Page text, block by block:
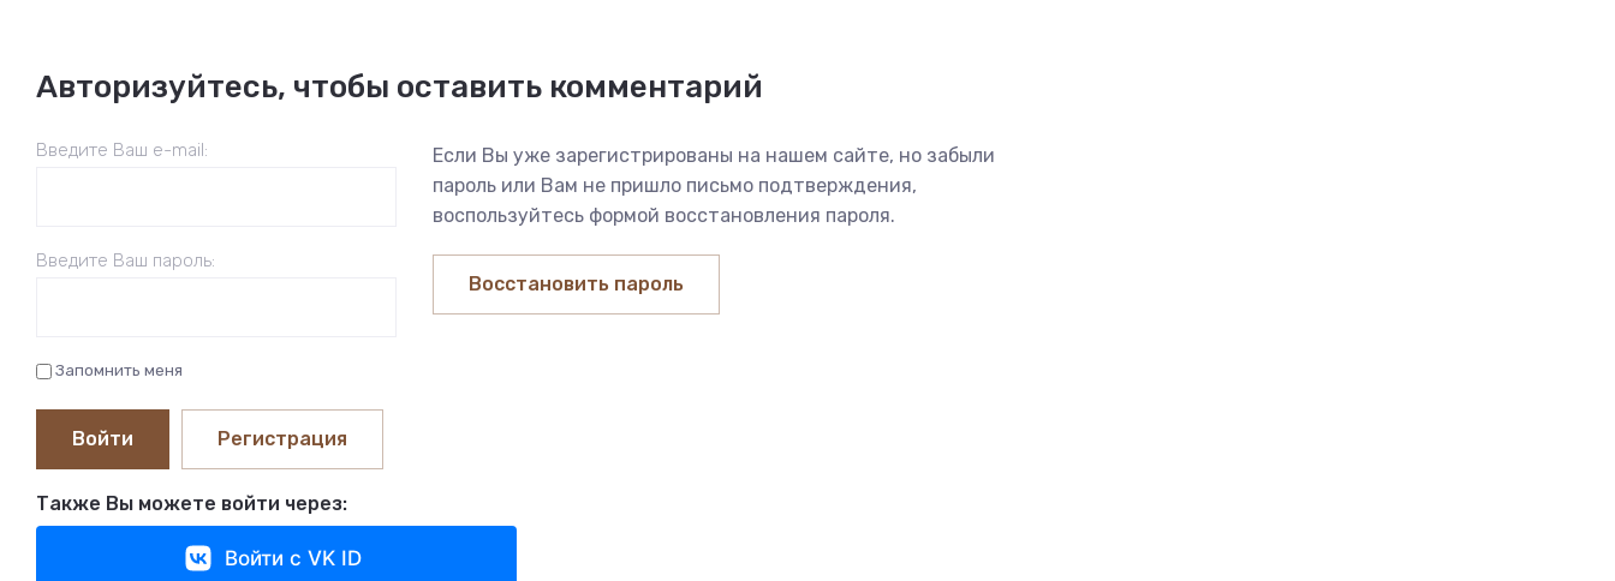
Авторизуйтесь, чтобы оставить комментарий
Введите Ваш e-mail:
Введите Ваш пароль:
Запомнить меня
Войти Регистрация
Если Вы уже зарегистрированы на нашем сайте, но забыли
пароль или Вам не пришло письмо подтверждения,
воспользуйтесь формой восстановления пароля.
Восстановить пароль
Также Вы можете войти через:
Войти с VK ID